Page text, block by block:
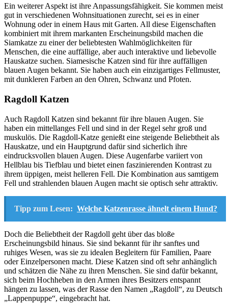
Ein weiterer Aspekt ist ihre Anpassungsfähigkeit. Sie kommen meist
gut in verschiedenen Wohnsituationen zurecht, sei es in einer
Wohnung oder in einem Haus mit Garten. All diese Eigenschaften
kombiniert mit ihrem markanten Erscheinungsbild machen die
Siamkatze zu einer der beliebtesten Wahlmöglichkeiten für
Menschen, die eine auffällige, aber auch interaktive und liebevolle
Hauskatze suchen. Siamesische Katzen sind für ihre auffälligen
blauen Augen bekannt. Sie haben auch ein einzigartiges Fellmuster,
mit dunkleren Farben an den Ohren, Schwanz und Pfoten.
Ragdoll Katzen
Auch Ragdoll Katzen sind bekannt für ihre blauen Augen. Sie
haben ein mittellanges Fell und sind in der Regel sehr groß und
muskulös. Die Ragdoll-Katze genießt eine steigende Beliebtheit als
Hauskatze, und ein Hauptgrund dafür sind sicherlich ihre
eindrucksvollen blauen Augen. Diese Augenfarbe variiert von
Hellblau bis Tiefblau und bietet einen faszinierenden Kontrast zu
ihrem üppigen, meist helleren Fell. Die Kombination aus samtigem
Fell und strahlenden blauen Augen macht sie optisch sehr attraktiv.
Tipp zum Lesen: Welche Katzenrasse ähnelt einem Hund?
Doch die Beliebtheit der Ragdoll geht über das bloße
Erscheinungsbild hinaus. Sie sind bekannt für ihr sanftes und
ruhiges Wesen, was sie zu idealen Begleitern für Familien, Paare
oder Einzelpersonen macht. Diese Katzen sind oft sehr anhänglich
und schätzen die Nähe zu ihren Menschen. Sie sind dafür bekannt,
sich beim Hochheben in den Armen ihres Besitzers entspannt
hängen zu lassen, was der Rasse den Namen „Ragdoll“, zu Deutsch
„Lappenpuppe“, eingebracht hat.